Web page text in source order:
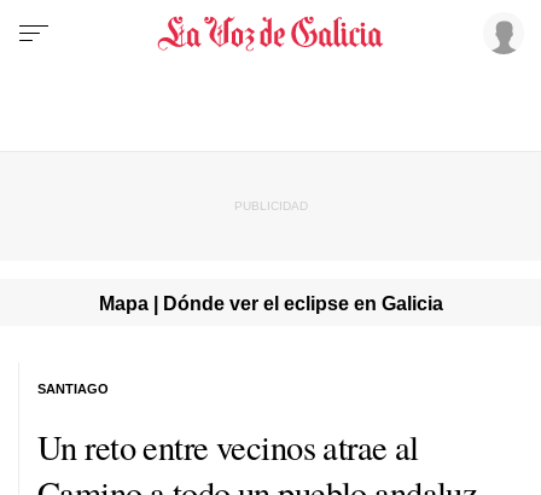
Mapa | Dónde ver el eclipse en Galicia
Un reto entre vecinos atrae al
SANTIAGO